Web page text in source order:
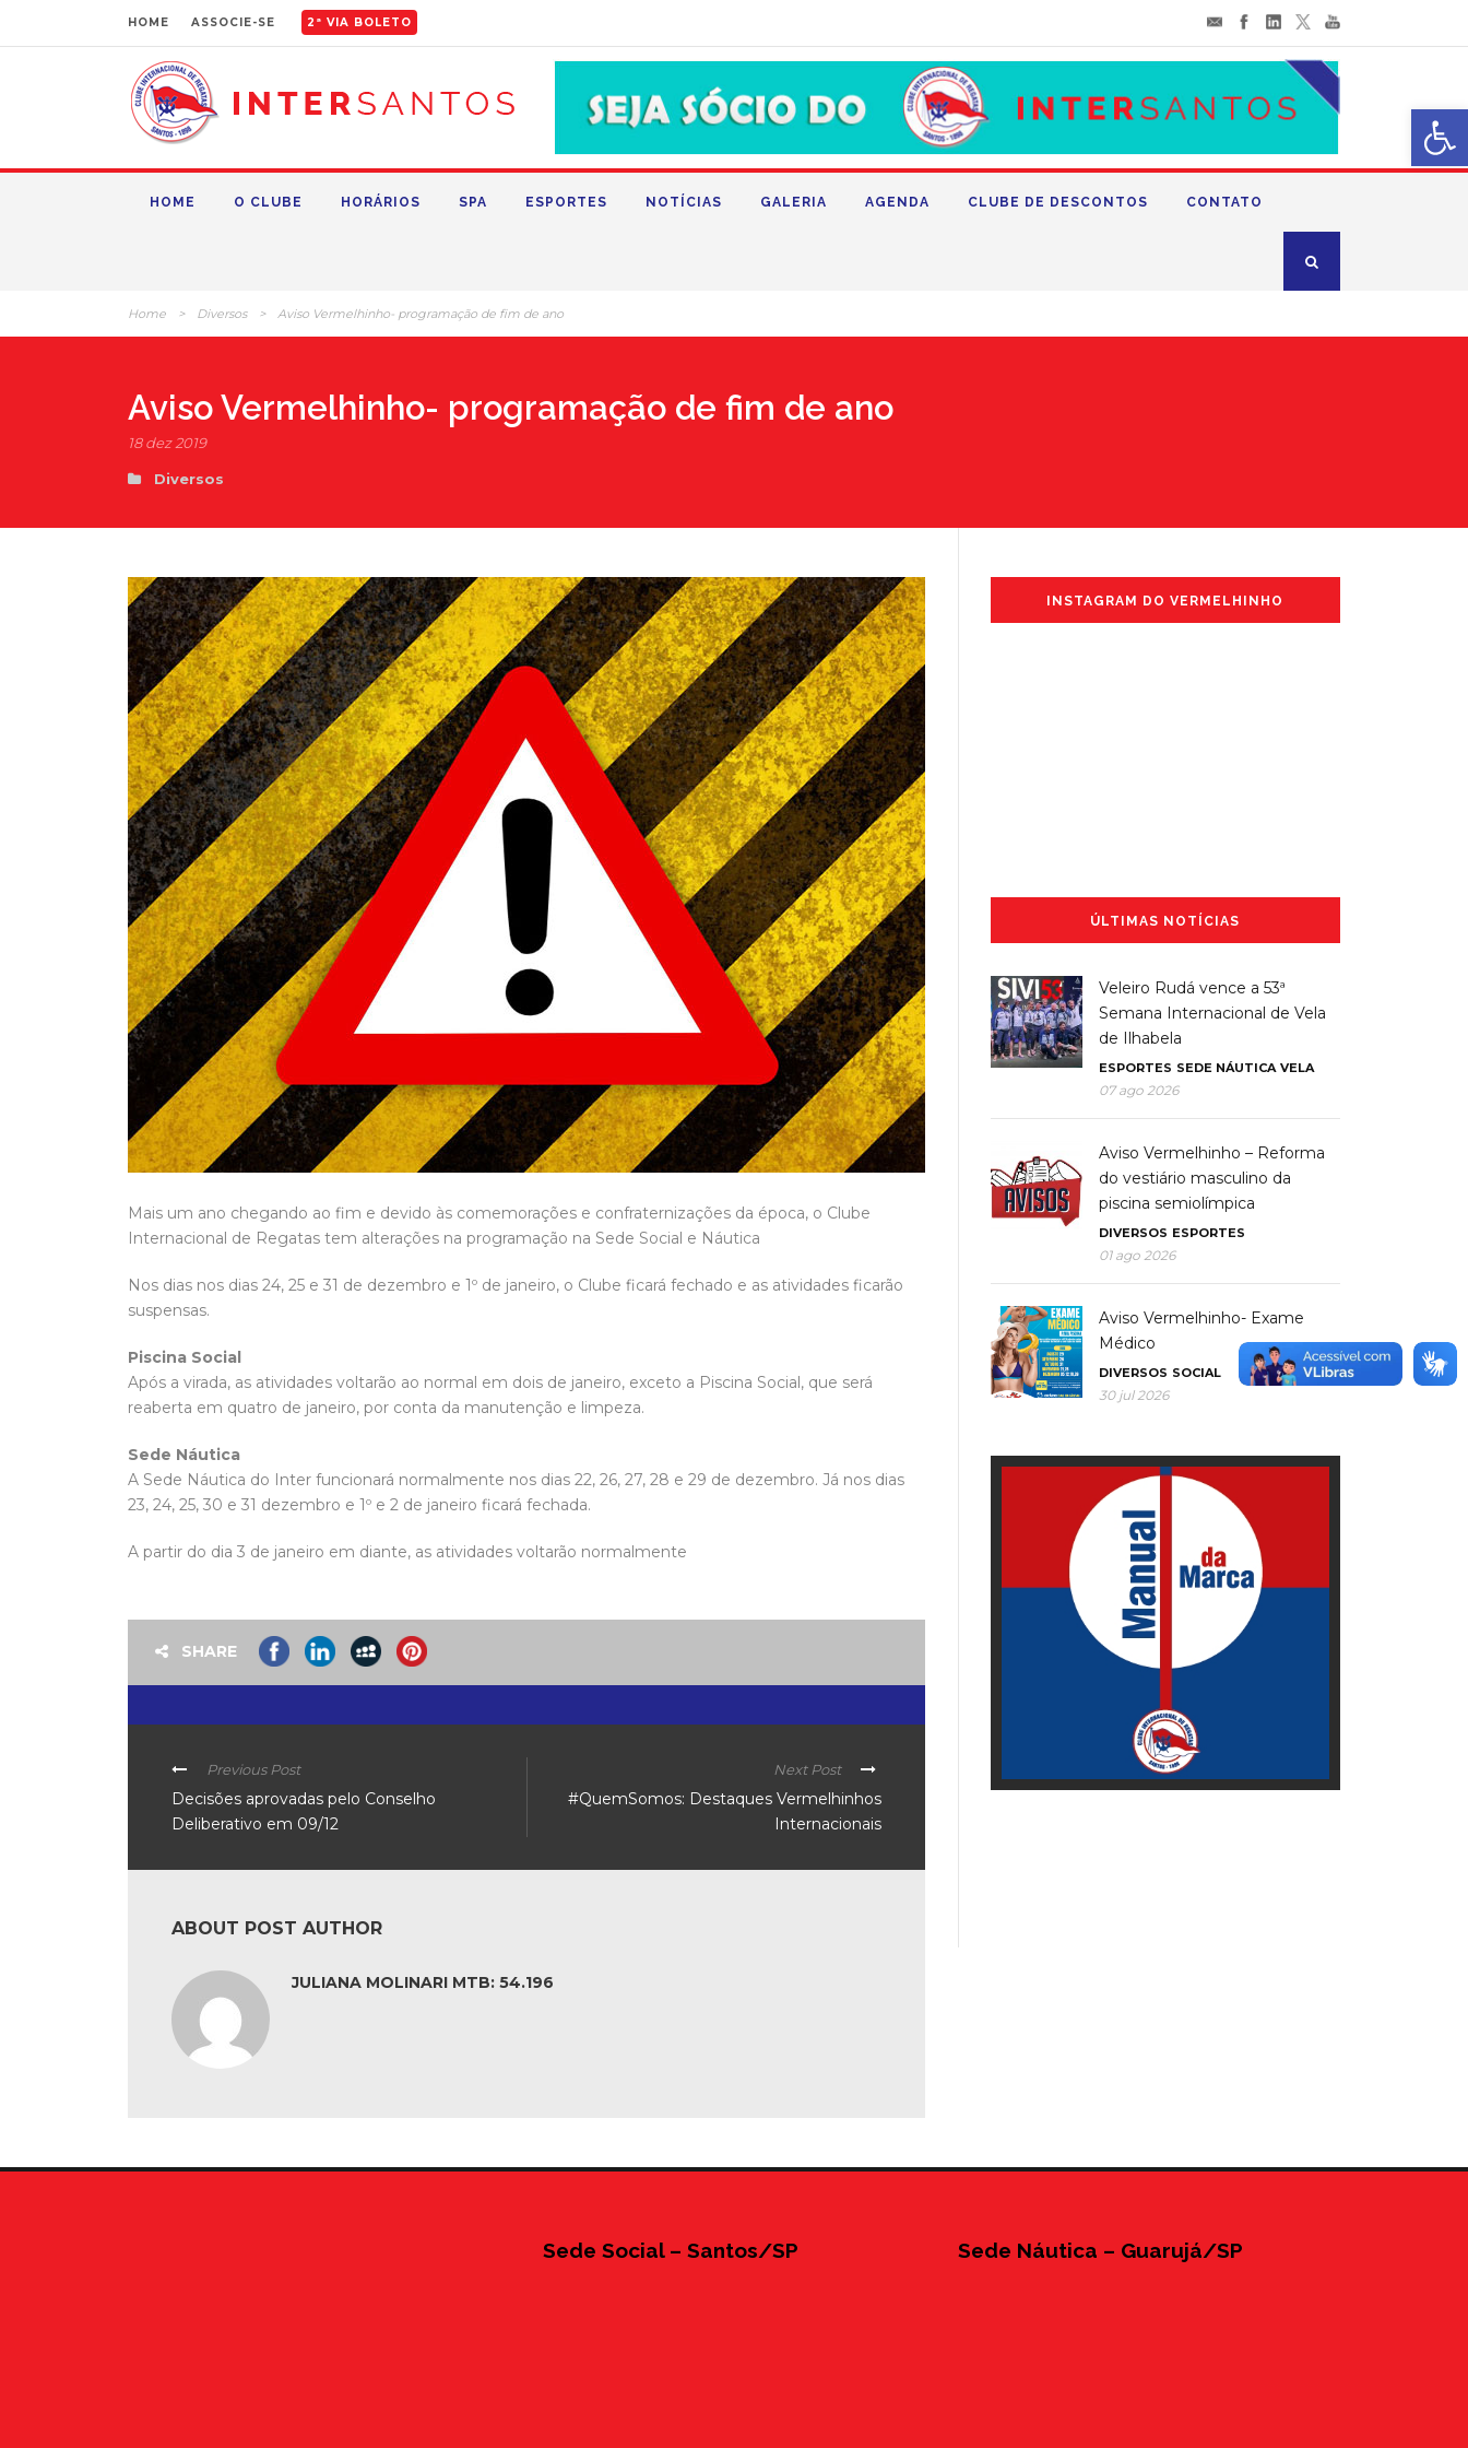
HOME ASSOCIE-SE 2ª VIA BOLETO
HOME O CLUBE HORÁRIOS SPA ESPORTES NOTÍCIAS GALERIA AGENDA CLUBE DE DESCONTOS CONTATO
Home > Diversos > Aviso Vermelhinho- programação de fim de ano
Aviso Vermelhinho- programação de fim de ano
18 dez 2019
Diversos
Mais um ano chegando ao fim e devido às comemorações e confraternizações da época, o Clube
Internacional de Regatas tem alterações na programação na Sede Social e Náutica
Nos dias nos dias 24, 25 e 31 de dezembro e 1º de janeiro, o Clube ficará fechado e as atividades ficarão
suspensas.
Piscina Social
Após a virada, as atividades voltarão ao normal em dois de janeiro, exceto a Piscina Social, que será
reaberta em quatro de janeiro, por conta da manutenção e limpeza.
Sede Náutica
A Sede Náutica do Inter funcionará normalmente nos dias 22, 26, 27, 28 e 29 de dezembro. Já nos dias
23, 24, 25, 30 e 31 dezembro e 1º e 2 de janeiro ficará fechada.
A partir do dia 3 de janeiro em diante, as atividades voltarão normalmente
SHARE
Previous Post
Decisões aprovadas pelo Conselho
Deliberativo em 09/12
Next Post
#QuemSomos: Destaques Vermelhinhos
Internacionais
ABOUT POST AUTHOR
JULIANA MOLINARI MTB: 54.196
INSTAGRAM DO VERMELHINHO
ÚLTIMAS NOTÍCIAS
Veleiro Rudá vence a 53ª
Semana Internacional de Vela
de Ilhabela
ESPORTES SEDE NÁUTICA VELA
07 ago 2026
Aviso Vermelhinho – Reforma
do vestiário masculino da
piscina semiolímpica
DIVERSOS ESPORTES
01 ago 2026
Aviso Vermelhinho- Exame
Médico
DIVERSOS SOCIAL
30 jul 2026
Sede Social – Santos/SP Sede Náutica – Guarujá/SP
Abrir